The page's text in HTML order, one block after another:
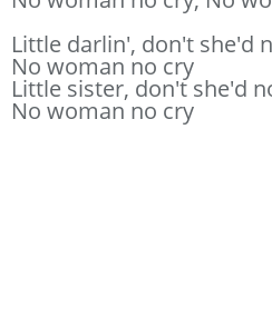
Little darlin', don't she'd
No woman no cry
Little sister, don't she'd
No woman no cry